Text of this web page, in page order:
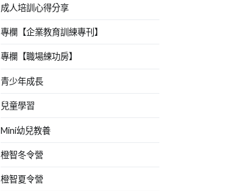
成人培訓心得分享
專欄【企業教育訓練專刊】
專欄【職場練功房】
青少年成長
兒童學習
Mini幼兒教養
橙智冬令營
橙智夏令營